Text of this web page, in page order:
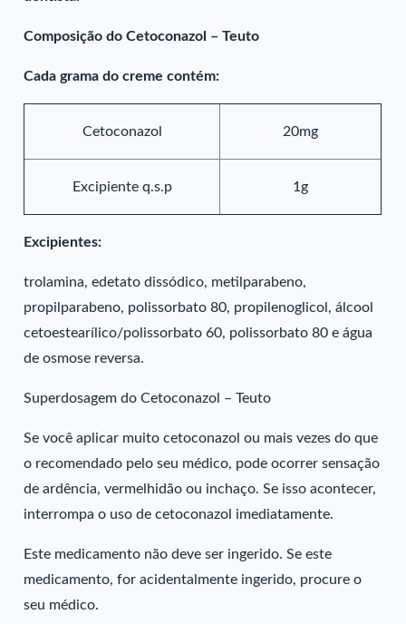
Composição do Cetoconazol – Teuto
Cada grama do creme contém:
Cetoconazol 20mg
Excipiente q.s.p 1g
Excipientes:
trolamina, edetato dissódico, metilparabeno,
propilparabeno, polissorbato 80, propilenoglicol, álcool
cetoestearílico/polissorbato 60, polissorbato 80 e água
de osmose reversa.
Superdosagem do Cetoconazol – Teuto
Se você aplicar muito cetoconazol ou mais vezes do que
o recomendado pelo seu médico, pode ocorrer sensação
de ardência, vermelhidão ou inchaço. Se isso acontecer,
interrompa o uso de cetoconazol imediatamente.
Este medicamento não deve ser ingerido. Se este
medicamento, for acidentalmente ingerido, procure o
seu médico.